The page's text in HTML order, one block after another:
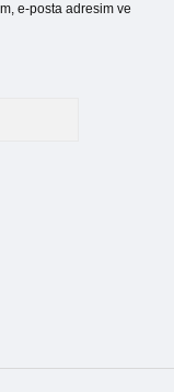
e-posta adresim ve